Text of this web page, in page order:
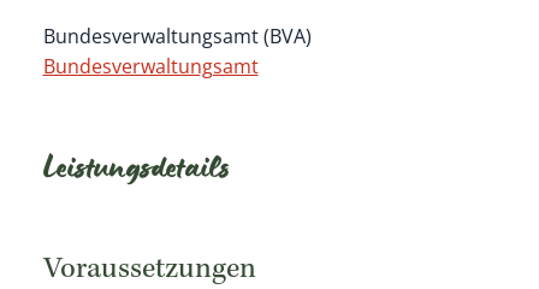
Bundesverwaltungsamt (BVA)
Bundesverwaltungsamt
Leistungsdetails
Voraussetzungen